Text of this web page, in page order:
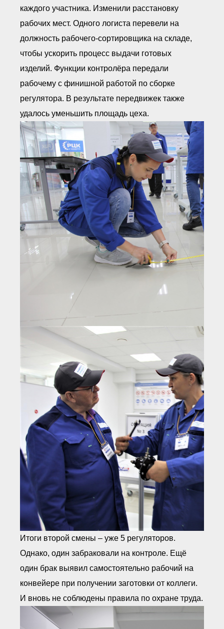
каждого участника. Изменили расстановку
рабочих мест. Одного логиста перевели на
должность рабочего-сортировщика на складе,
чтобы ускорить процесс выдачи готовых
изделий. Функции контролёра передали
рабочему с финишной работой по сборке
регулятора. В результате передвижек также
удалось уменьшить площадь цеха.
Итоги второй смены – уже 5 регуляторов.
Однако, один забраковали на контроле. Ещё
один брак выявил самостоятельно рабочий на
конвейере при получении заготовки от коллеги.
И вновь не соблюдены правила по охране труда.